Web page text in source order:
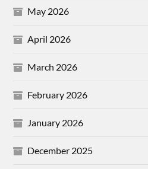
May 2026
April 2026
March 2026
February 2026
January 2026
December 2025